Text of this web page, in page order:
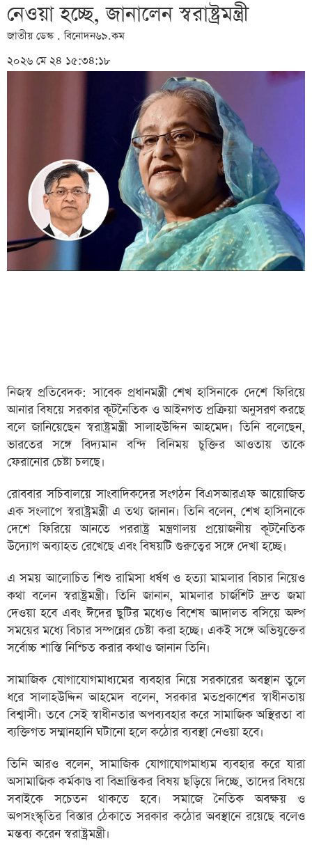
নেওয়া হচ্ছে, জানালেন স্বরাষ্ট্রমন্ত্রী
জাতীয় ডেস্ক . বিনোদন৬৯.কম
২০২৬ মে ২৪ ১৫:৩৪:১৮
নিজস্ব প্রতিবেদক: সাবেক প্রধানমন্ত্রী শেখ হাসিনাকে দেশে ফিরিয়ে
আনার বিষয়ে সরকার কূটনৈতিক ও আইনগত প্রক্রিয়া অনুসরণ করছে
বলে জানিয়েছেন স্বরাষ্ট্রমন্ত্রী সালাহউদ্দিন আহমেদ। তিনি বলেছেন,
ভারতের সঙ্গে বিদ্যমান বন্দি বিনিময় চুক্তির আওতায় তাকে
ফেরানোর চেষ্টা চলছে।
রোববার সচিবালয়ে সাংবাদিকদের সংগঠন বিএসআরএফ আয়োজিত
এক সংলাপে স্বরাষ্ট্রমন্ত্রী এ তথ্য জানান। তিনি বলেন, শেখ হাসিনাকে
দেশে ফিরিয়ে আনতে পররাষ্ট্র মন্ত্রণালয় প্রয়োজনীয় কূটনৈতিক
উদ্যোগ অব্যাহত রেখেছে এবং বিষয়টি গুরুত্বের সঙ্গে দেখা হচ্ছে।
এ সময় আলোচিত শিশু রামিসা ধর্ষণ ও হত্যা মামলার বিচার নিয়েও
কথা বলেন স্বরাষ্ট্রমন্ত্রী। তিনি জানান, মামলার চার্জশিট দ্রুত জমা
দেওয়া হবে এবং ঈদের ছুটির মধ্যেও বিশেষ আদালত বসিয়ে অল্প
সময়ের মধ্যে বিচার সম্পন্নের চেষ্টা করা হচ্ছে। একই সঙ্গে অভিযুক্তের
সর্বোচ্চ শাস্তি নিশ্চিত করার কথাও জানান তিনি।
সামাজিক যোগাযোগমাধ্যমের ব্যবহার নিয়ে সরকারের অবস্থান তুলে
ধরে সালাহউদ্দিন আহমেদ বলেন, সরকার মতপ্রকাশের স্বাধীনতায়
বিশ্বাসী। তবে সেই স্বাধীনতার অপব্যবহার করে সামাজিক অস্থিরতা বা
ব্যক্তিগত সম্মানহানি ঘটানো হলে কঠোর ব্যবস্থা নেওয়া হবে।
তিনি আরও বলেন, সামাজিক যোগাযোগমাধ্যম ব্যবহার করে যারা
অসামাজিক কর্মকাণ্ড বা বিভ্রান্তিকর বিষয় ছড়িয়ে দিচ্ছে, তাদের বিষয়ে
সবাইকে সচেতন থাকতে হবে। সমাজে নৈতিক অবক্ষয় ও
অপসংস্কৃতির বিস্তার ঠেকাতে সরকার কঠোর অবস্থানে রয়েছে বলেও
মন্তব্য করেন স্বরাষ্ট্রমন্ত্রী।